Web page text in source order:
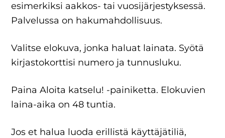
esimerkiksi aakkos- tai vuosijärjestyksessä.
Palvelussa on hakumahdollisuus.
Valitse elokuva, jonka haluat lainata. Syötä
kirjastokorttisi numero ja tunnusluku.
Paina Aloita katselu! -painiketta. Elokuvien
laina-aika on 48 tuntia.
Jos et halua luoda erillistä käyttäjätiliä,